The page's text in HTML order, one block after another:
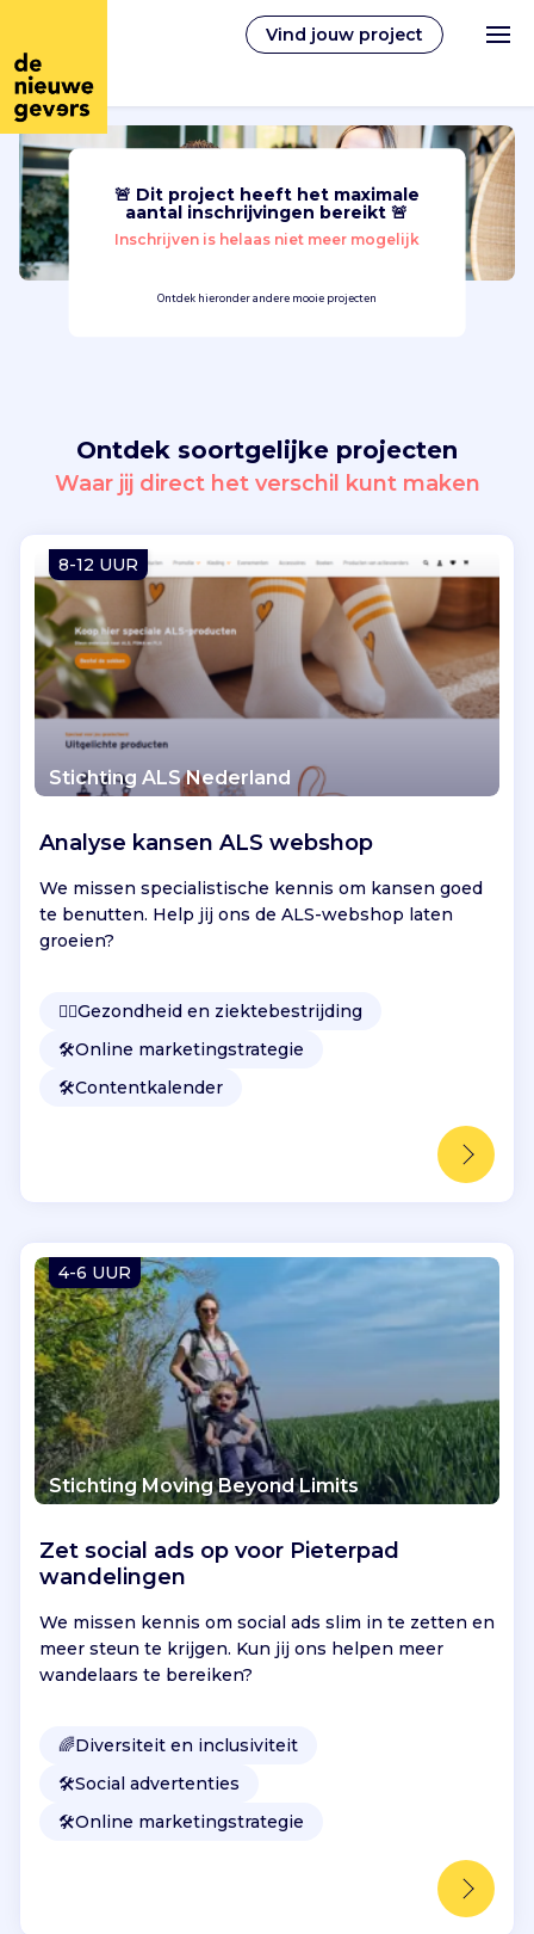
Vind jouw project
Nederlands
Vrijwilligerswerk
Vind jouw project
Inloggen
🚨 Dit project heeft het maximale
aantal inschrijvingen bereikt 🚨
Inschrijven is helaas niet meer mogelijk
Ontdek hieronder andere mooie projecten
Ontdek soortgelijke projecten
Waar jij direct het verschil kunt maken
8-12 UUR
Stichting ALS Nederland
Analyse kansen ALS webshop
We missen specialistische kennis om kansen goed
te benutten. Help jij ons de ALS-webshop laten
groeien?
👩‍⚕️Gezondheid en ziektebestrijding
🛠️Online marketingstrategie
🛠️Contentkalender
4-6 UUR
Stichting Moving Beyond Limits
Zet social ads op voor Pieterpad
wandelingen
We missen kennis om social ads slim in te zetten en
meer steun te krijgen. Kun jij ons helpen meer
wandelaars te bereiken?
🌈Diversiteit en inclusiviteit
🛠️Social advertenties
🛠️Online marketingstrategie